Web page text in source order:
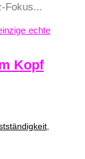
Fokus...
Kopf